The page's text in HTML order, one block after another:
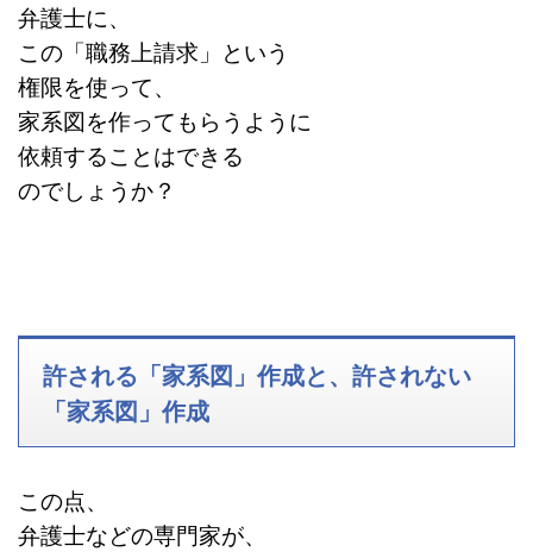
弁護士に、
この「職務上請求」という
権限を使って、
家系図を作ってもらうように
依頼することはできる
のでしょうか？
許される「家系図」作成と、許されない
「家系図」作成
この点、
弁護士などの専門家が、